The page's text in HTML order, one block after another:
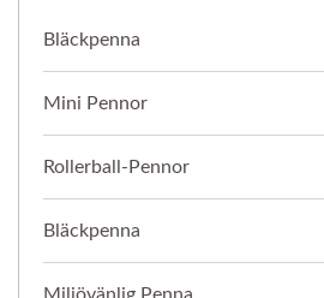
Bläckpenna
Mini Pennor
Rollerball-Pennor
Bläckpenna
Miljövänlig Penna